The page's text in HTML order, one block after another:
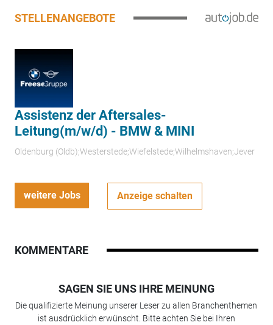
STELLENANGEBOTE
Assistenz der Aftersales-
Leitung(m/w/d) - BMW & MINI
Oldenburg (Oldb);Westerstede;Wiefelstede;Wilhelmshaven;Jever
weitere Jobs Anzeige schalten
KOMMENTARE
SAGEN SIE UNS IHRE MEINUNG
Die qualifizierte Meinung unserer Leser zu allen Branchenthemen
ist ausdrücklich erwünscht. Bitte achten Sie bei Ihren